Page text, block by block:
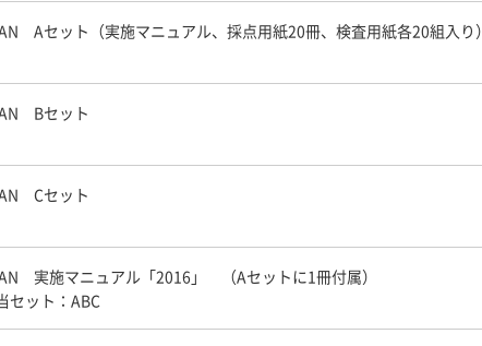
Aセット（実施マニュアル、採点用紙20冊、検査用紙各20組入り）
Bセット
Cセット
実施マニュアル「2016」 （Aセットに1冊付属）
セット：ABC